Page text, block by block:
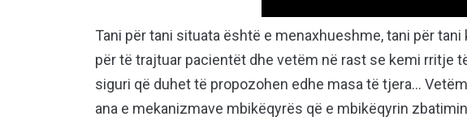
Tani për tani situata është e menaxhueshme, tani për
për të trajtuar pacientët dhe vetëm në rast se kemi rritje
siguri që duhet të propozohen edhe masa të tjera…
ana e mekanizmave mbikëqyrës që e mbikëqyrin